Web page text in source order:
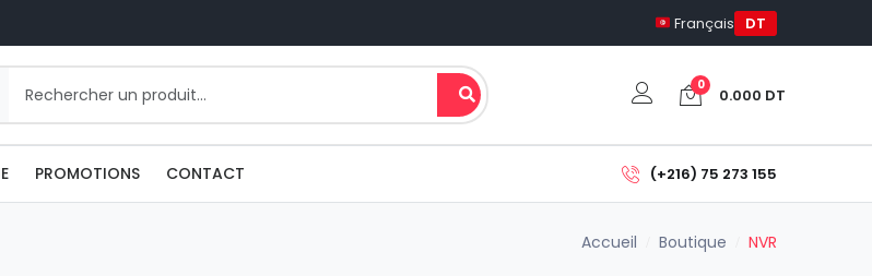
Français DT
0 0.000 DT
0.000 DT
PROMOTIONS CONTACT (+216) 75 273 155
Accueil Boutique NVR